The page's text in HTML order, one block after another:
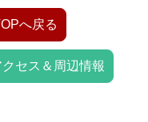
へ戻る
セス＆周辺情報